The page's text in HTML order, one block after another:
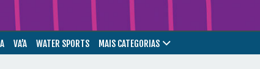
VA’A WATER SPORTS MAIS CATEGORIAS